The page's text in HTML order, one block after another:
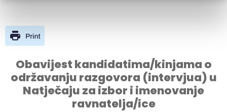
Obavijest kandidatima/kinjama o
održavanju razgovora (intervjua) u
Natječaju za izbor i imenovanje
ravnatelja/ice